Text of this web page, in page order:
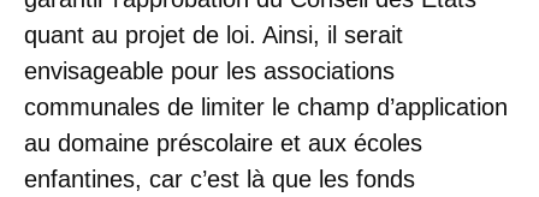
quant au projet de loi. Ainsi, il serait
envisageable pour les associations
communales de limiter le champ d’application
au domaine préscolaire et aux écoles
enfantines, car c’est là que les fonds